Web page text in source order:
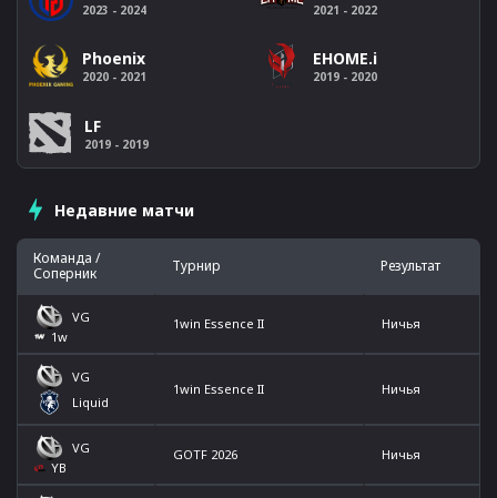
Недавние матчи
Команда /
Соперник
Турнир Результат
VG
1w
1win Essence II Ничья
VG
Liquid
1win Essence II Ничья
VG
YB
GOTF 2026 Ничья
2023 - 2024 2021 - 2022
Phoenix
2020 - 2021
EHOME.i
2019 - 2020
LF
2019 - 2019